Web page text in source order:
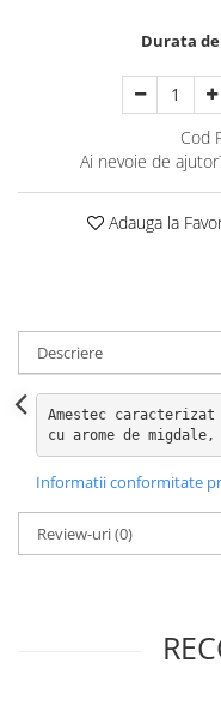
Durata
Cod
Ai nevoie de
Adauga la
Descriere
Amestec
cu arome de
Informatii conformitate
Review-uri(0)